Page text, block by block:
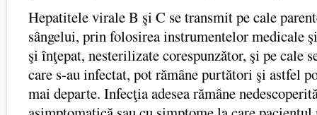
Hepatitele virale B şi C se transmit pe cale
sângelui, prin folosirea instrumentelor medicale
şi înţepat, nesterilizate corespunzător, şi pe cale
care s-au infectat, pot rămâne purtători şi astfel
mai departe. Infecţia adesea rămâne